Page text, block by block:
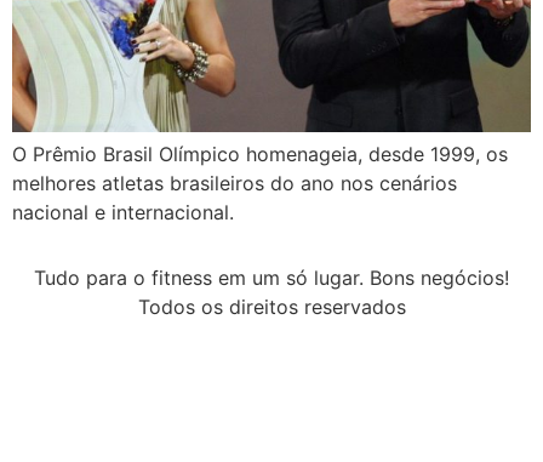
O Prêmio Brasil Olímpico homenageia, desde 1999, os
melhores atletas brasileiros do ano nos cenários
nacional e internacional.
Tudo para o fitness em um só lugar. Bons negócios!
Todos os direitos reservados